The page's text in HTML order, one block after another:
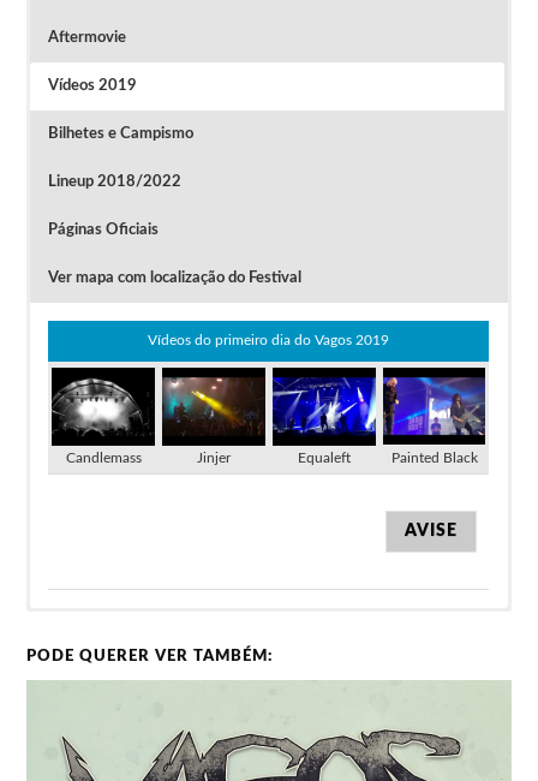
Aftermovie
Vídeos 2019
Bilhetes e Campismo
Lineup 2018/2022
Páginas Oficiais
Ver mapa com localização do Festival
Vídeos do primeiro dia do Vagos 2019
Candlemass Jinjer Equaleft Painted Black
AVISE
25 de Dezembro.
No lote seguinte os bilhetes aumentam para
O campismo é grátis para os portadores dos
Passes.
Lineup do Vagos Metal Fest 2022
Dimmu Borgir
Trollfest
Cattle Decapitation
PODE QUERER VER TAMBÉM: